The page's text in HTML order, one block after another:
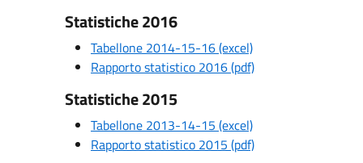
Statistiche 2016
Tabellone 2014-15-16 (excel)
Rapporto statistico 2016 (pdf)
Statistiche 2015
Tabellone 2013-14-15 (excel)
Rapporto statistico 2015 (pdf)